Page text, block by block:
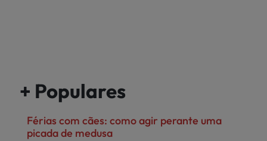
+ Populares
Férias com cães: como agir perante uma
picada de medusa